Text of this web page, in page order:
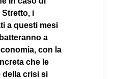
i
a questi mesi
a
con la
che le
della crisi si